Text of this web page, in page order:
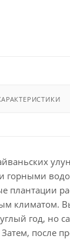
плантации
климатом.
год, но
после